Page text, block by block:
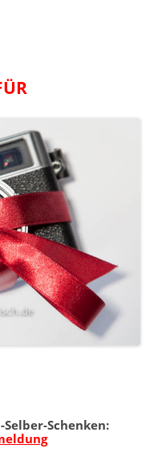
Schenken: